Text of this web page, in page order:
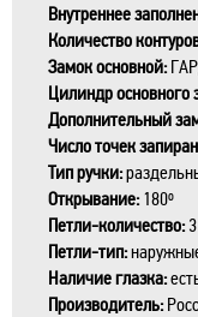
Внутреннее
Количество
Замок основной:
Цилиндр основного
Дополнительный
Число точек
Тип ручки:
Открывание:180º
Петли-количество:3
Петли-тип:
Наличие глазка:
Производитель: